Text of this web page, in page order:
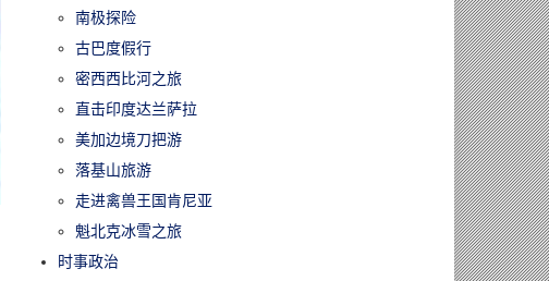
南极探险
古巴度假行
密西西比河之旅
直击印度达兰萨拉
美加边境刀把游
落基山旅游
走进禽兽王国肯尼亚
魁北克冰雪之旅
时事政治